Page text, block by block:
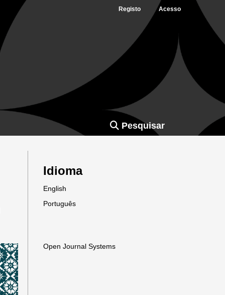
Pesquisar
Registo Acesso
Idioma
English
Português
Open Journal Systems